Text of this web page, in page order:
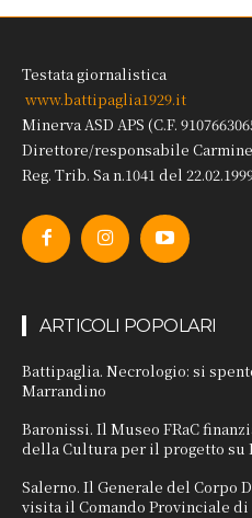
Testata giornalistica
www.battipaglia1929.it
Minerva ASD APS (C.F.
Direttore/responsabile
Reg. Trib. Sa n.1041 del
ARTICOLI POPOLARI
Battipaglia. Necrologio: si
Marrandino
Baronissi. Il Museo FRaC
della Cultura per il progetto su
Salerno. Il Generale del Corpo
visita il Comando Provinciale di